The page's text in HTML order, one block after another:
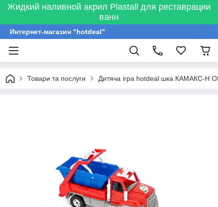
Жидкий наливной акрил Plastall для реставрации
ванн
Интернет-магазин "hotdeal"
Товари та послуги Дитяча ігра hotdeal шка КАМАКС-Н